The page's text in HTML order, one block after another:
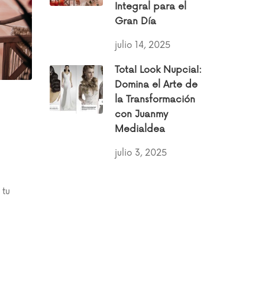
Integral para el
Gran Día
julio 14, 2025
Total Look Nupcial:
Domina el Arte de
la Transformación
con Juanmy
Medialdea
julio 3, 2025